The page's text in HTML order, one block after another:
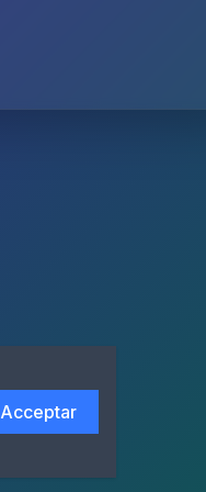
Acceptar